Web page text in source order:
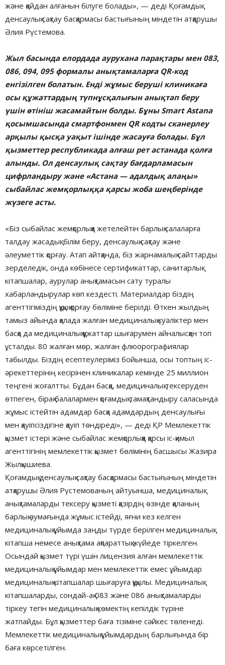
және қайдан алғанын білуге болады», — деді Қоғамдық
денсаулық сақтау басқармасы бастығының міндетін атқарушы
Әлия Рүстемова.
Жыл басында елордада аурухана парақтары мен 083,
086, 094, 095 формалы анықтамаларға QR-код
енгізілген болатын. Енді жұмыс беруші клиникаға
осы құжаттардың түпнұсқалығын анықтап беру
үшін өтініш жасамайтын болды. Бұны Smart Astana
қосымшасында смартфонмен QR кодты сканерлеу
арқылы қысқа уақыт ішінде жасауға болады. Бұл
қызметтер республикада алғаш рет астанада қолға
алынды. Ол денсаулық сақтау бағдарламасын
цифрландыру және «Астана — адалдық алаңы»
сыбайлас жемқорлыққа қарсы жоба шеңберінде
жүзеге асты.
«Біз сыбайлас жемқорлыққа жетелейтін барлық салаларға
талдау жасадық: білім беру, денсаулық сақтау және
әлеуметтік қорғау. Атап айтқанда, біз жарнамалық сайттарды
зерделедік, онда көбінесе сертификаттар, санитарлық
кітапшалар, аурулар анықтамасын сату туралы
хабарландырулар көп кездесті. Материалдар біздің
агенттігіміздің құқық қорғау бөліміне берілді. Өткен жылдың
тамыз айында қалада жалған медициналық куәліктер мен
басқа да медициналық құжаттар шығарумен айналысқан топ
ұсталды. 80 жалған мөр, жалған флюорографиялар
табылды. Біздің есептеулеріміз бойынша, осы топтың іс-
әрекеттерінің кесірінен клиникалар кемінде 25 миллион
теңгені жоғалтты. Бұдан басқа, медициналық тексеруден
өтпеген, бірақ балалармен қоғамдық тамақтандыру саласында
жұмыс істейтін адамдар басқа адамдардың денсаулығы
мен қауіпсіздігіне қауіп төндіреді», — деді ҚР Мемлекеттік
қызмет істері және сыбайлас жемқорлыққа қарсы іс-қимыл
агенттігінің мемлекеттік қызмет бөлімінің басшысы Жазира
Жылқышиева.
Қоғамдық денсаулық сақтау басқармасы бастығының міндетін
атқарушы Әлия Рүстемованың айтуынша, медициналық
анықтамаларды тексеру қызметі қазірдің өзінде қаланың
барлық аумағында жұмыс істейді, яғни кез келген
медициналық ұйымда заңды түрде берілген медициналық
кітапша немесе анықтама ақпараттық жүйеде тіркелген.
Осындай қызмет түрі үшін лицензия алған мемлекеттік
медициналық ұйымдар мен мемлекеттік емес ұйымдар
медициналық кітапшалар шығаруға құқылы. Медициналық
кiтапшаларды, сондай-ақ 083 және 086 анықтамаларды
тіркеу тегін медициналық көмектің кепілдік түріне
жатпайды. Бұл қызметтер баға тізіміне сәйкес төленеді.
Мемлекеттік медициналық ұйымдардың барлығында бір
баға көрсетілген.